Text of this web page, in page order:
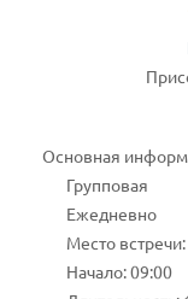
Основная
Групповая
Ежедневно
Место
Начало: 09:00